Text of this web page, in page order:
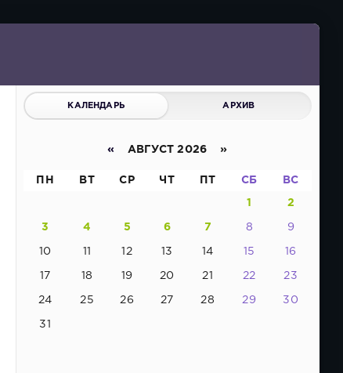
КАЛЕНДАРЬ АРХИВ
« АВГУСТ 2026 »
ПН ВТ СР ЧТ ПТ СБ ВС
1 2
3 4 5 6 7 8 9
10 11 12 13 14 15 16
17 18 19 20 21 22 23
24 25 26 27 28 29 30
31